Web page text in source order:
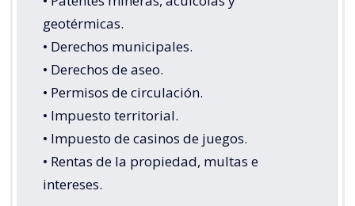
geotérmicas.
• Derechos municipales.
• Derechos de aseo.
• Permisos de circulación.
• Impuesto territorial.
• Impuesto de casinos de juegos.
• Rentas de la propiedad, multas e
intereses.